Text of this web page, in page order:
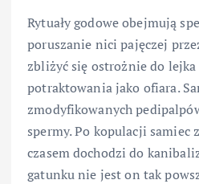
Rytuały godowe obejmują
poruszanie nici pajęczej
zbliżyć się ostrożnie do
potraktowania jako ofiara.
zmodyfikowanych
spermy. Po kopulacji samiec
czasem dochodzi do
gatunku nie jest on tak